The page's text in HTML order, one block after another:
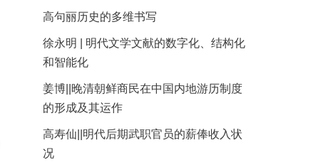
高句丽历史的多维书写
徐永明 | 明代文学文献的数字化、结构化
和智能化
姜博||晚清朝鲜商民在中国内地游历制度
的形成及其运作
高寿仙||明代后期武职官员的薪俸收入状
况